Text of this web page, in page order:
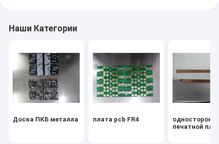
Наши Категории
Доска ПКБ металла плата pcb FR4
печатной